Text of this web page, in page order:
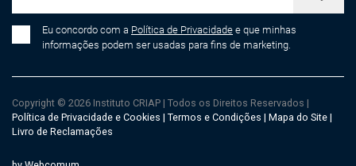
Eu concordo com a Política de Privacidade e que minhas
informações podem ser usadas para fins de marketing.
Copyright © 2026 Instituto CRIAP | Todos os Direitos Reservados |
Política de Privacidade e Cookies | Termos e Condições | Mapa do Site |
Livro de Reclamações